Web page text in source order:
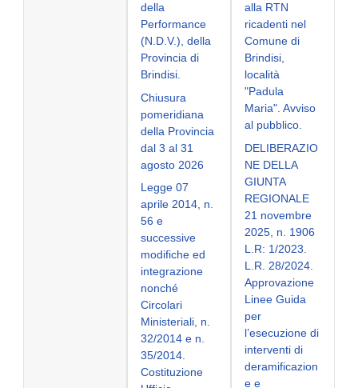
della
Performance
(N.D.V.), della
Provincia di
Brindisi.
Chiusura
pomeridiana
della Provincia
dal 3 al 31
agosto 2026
Legge 07
aprile 2014, n.
56 e
successive
modifiche ed
integrazione
nonché
Circolari
Ministeriali, n.
32/2014 e n.
35/2014.
Costituzione
alla RTN
ricadenti nel
Comune di
Brindisi,
località
"Padula
Maria". Avviso
al pubblico.
DELIBERAZIO
NE DELLA
GIUNTA
REGIONALE
21 novembre
2025, n. 1906
L.R: 1/2023.
L.R. 28/2024.
Approvazione
Linee Guida
per
l’esecuzione di
interventi di
deramificazion
e e